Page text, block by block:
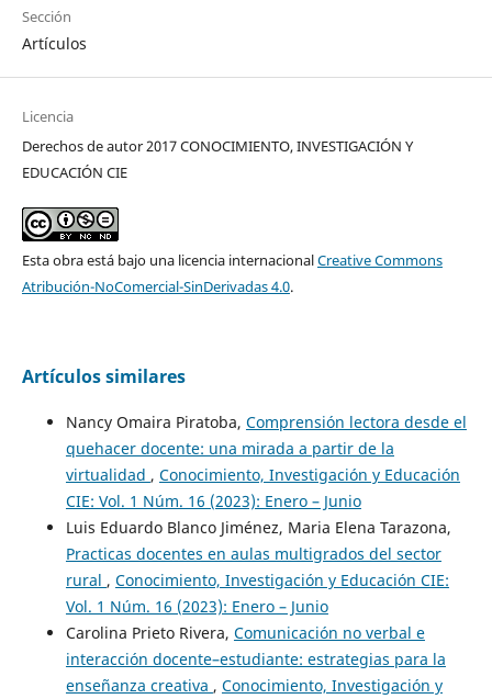
Sección
Artículos
Licencia
Derechos de autor 2017 CONOCIMIENTO, INVESTIGACIÓN Y
EDUCACIÓN CIE
Esta obra está bajo una licencia internacionalCreative Commons
Atribución-NoComercial-SinDerivadas 4.0.
Artículos similares
Nancy Omaira Piratoba, Comprensión lectora desde el
quehacer docente: una mirada a partir de la
virtualidad , Conocimiento, Investigación y Educación
CIE: Vol. 1 Núm. 16 (2023): Enero – Junio
Luis Eduardo Blanco Jiménez, Maria Elena Tarazona,
Practicas docentes en aulas multigrados del sector
rural , Conocimiento, Investigación y Educación CIE:
Vol. 1 Núm. 16 (2023): Enero – Junio
Carolina Prieto Rivera, Comunicación no verbal e
interacción docente–estudiante: estrategias para la
enseñanza creativa , Conocimiento, Investigación y